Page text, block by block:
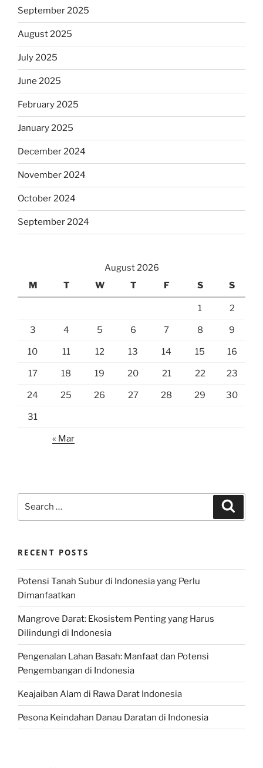
September 2025
August 2025
July 2025
June 2025
February 2025
January 2025
December 2024
November 2024
October 2024
September 2024
August 2026
M
T W T F S S
1 2
3 4 5 6 7 8 9
10 11 12 13 14 15 16
17 18 19 20 21 22 23
24 25 26 27 28 29 30
31
« Mar
RECENT POSTS
Potensi Tanah Subur di Indonesia yang Perlu
Dimanfaatkan
Mangrove Darat: Ekosistem Penting yang Harus
Dilindungi di Indonesia
Pengenalan Lahan Basah: Manfaat dan Potensi
Pengembangan di Indonesia
Keajaiban Alam di Rawa Darat Indonesia
Pesona Keindahan Danau Daratan di Indonesia